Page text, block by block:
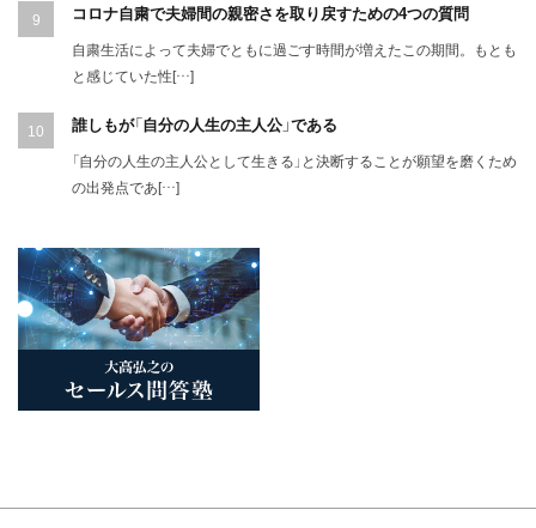
コロナ自粛で夫婦間の親密さを取り戻すための4つの質問
自粛生活によって夫婦でともに過ごす時間が増えたこの期間。もとも
と感じていた性[…]
誰しもが「自分の人生の主人公」である
「自分の人生の主人公として生きる」と決断することが願望を磨くため
の出発点であ[…]